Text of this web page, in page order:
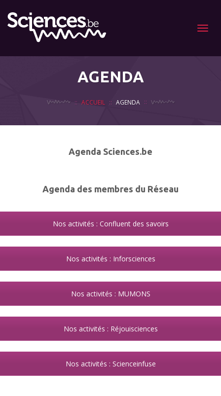
Menu
AGENDA
ACCUEIL AGENDA
Agenda Sciences.be
Agenda des membres du Réseau
Nos activités : Confluent des savoirs
Nos activités : Inforsciences
Nos activités : MUMONS
Nos activités : Réjouisciences
Nos activités : Scienceinfuse